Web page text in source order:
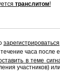
транслитом!
зарегистрироваться
часа после
в теме
участников)